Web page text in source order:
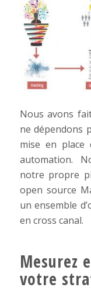
Nous avons
ne dépendons
mise en place
automation.
notre propre
open source
un ensemble
en cross canal.
Mesurez
votre